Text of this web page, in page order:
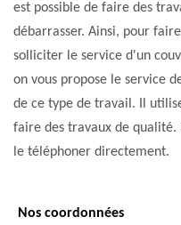
est possible de faire des
débarrasser. Ainsi, pour
solliciter le service d'un
on vous propose le service
de ce type de travail. Il
faire des travaux de qualité.
le téléphoner directement.
Nos coordonnées